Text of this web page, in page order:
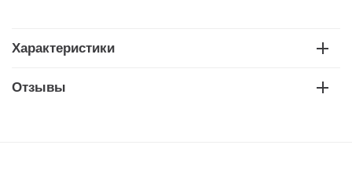
Характеристики
Отзывы